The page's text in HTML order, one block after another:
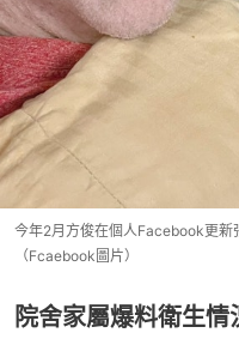
今年2月方俊在個人Facebook更新
（Fcaebook圖片）
院舍家屬爆料衛生情